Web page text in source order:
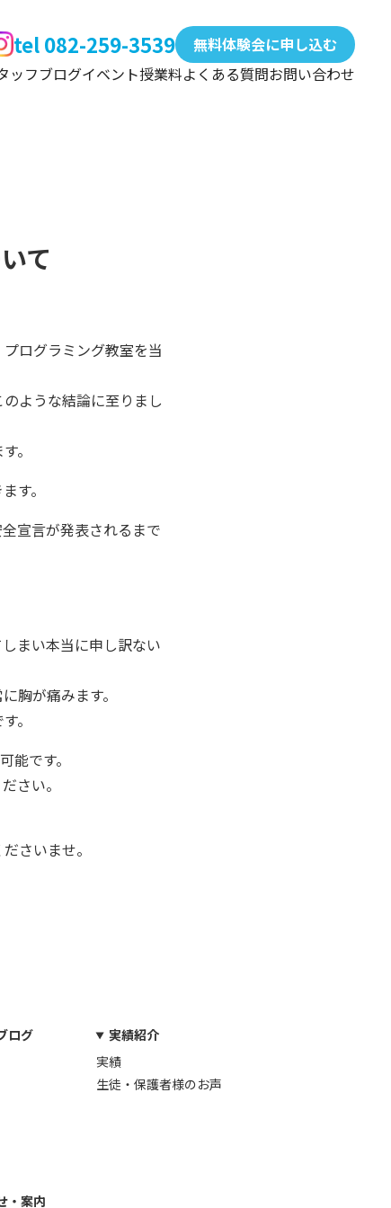
ッフブログイベント授業料よくある質問お問い合わせ
tel 082-259-3539 無料体験会に申し込む
て
ログラミング教室を当
ような結論に至りまし
。
す。
宣言が発表されるまで
まい本当に申し訳ない
胸が痛みます。
。
能です。
さい。
さいませ。
ログ
実績紹介
実績
生徒・保護者様のお声
・案内